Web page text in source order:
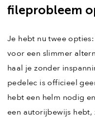
fileprobleem
Je hebt nu twee
voor een slimmer
haal je zonder
pedelec is officieel
hebt een helm nodig
een autorijbewijs